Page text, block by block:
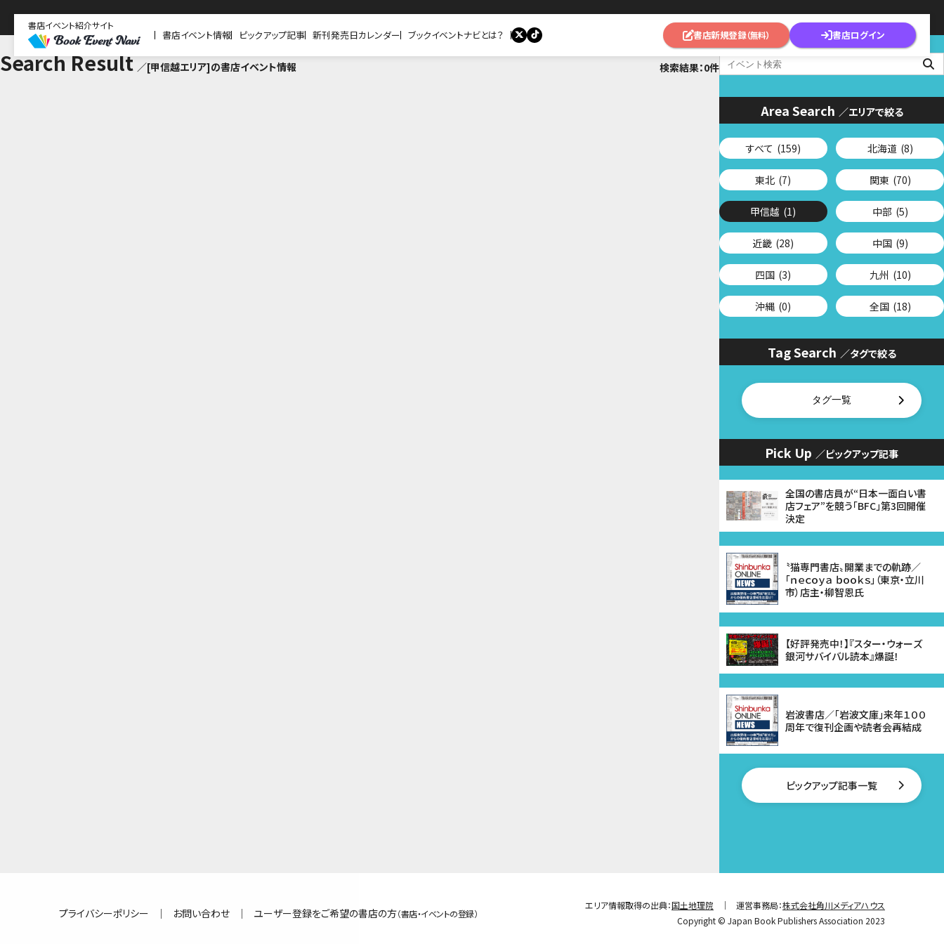
書店イベント紹介サイト
書店イベント情報 ピックアップ記事 新刊発売日カレンダー ブックイベントナビとは？ 書店新規登録（無料） 書店ログイン
Search Result ／[甲信越エリア]の書店イベント情報 検索結果：0件
Area Search ／エリアで絞る
すべて (159) 北海道 (8)
東北 (7) 関東 (70)
甲信越 (1) 中部 (5)
近畿 (28) 中国 (9)
四国 (3) 九州 (10)
沖縄 (0) 全国 (18)
Tag Search ／タグで絞る
タグ一覧
Pick Up ／ピックアップ記事
全国の書店員が“日本一面白い書
店フェア”を競う「BFC」第3回開催
決定
〝猫専門書店〟開業までの軌跡／
「ｎｅｃｏｙａ ｂｏｏｋｓ」（東京・立川
市）店主・柳智恩氏
【好評発売中！】『スター・ウォーズ
銀河サバイバル読本』爆誕！
岩波書店／「岩波文庫」来年１００
周年で復刊企画や読者会再結成
ピックアップ記事一覧
プライバシーポリシー ｜ お問い合わせ ｜ ユーザー登録をご希望の書店の方（書店・イベントの登録）
エリア情報取得の出典：国土地理院 運営事務局：株式会社角川メディアハウス
Copyright © Japan Book Publishers Association 2023